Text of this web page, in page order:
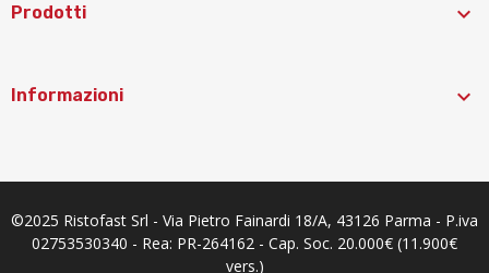
Prodotti 
Informazioni 
©2025 Ristofast Srl - Via Pietro Fainardi 18/A, 43126 Parma - P.iva
02753530340 - Rea: PR-264162 - Cap. Soc. 20.000€ (11.900€
vers.)